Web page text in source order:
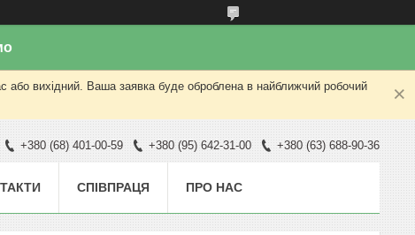
або вихідний. Ваша заявка буде оброблена в найближчий робочий
+380 (68) 401-00-59 +380 (95) 642-31-00 +380 (63) 688-90-36
СПІВПРАЦЯ ПРО НАС